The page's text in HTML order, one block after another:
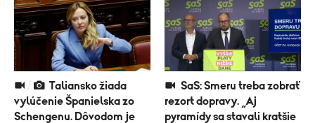
vylúčenie Španielska zo
Schengenu. Dôvodom je
rezort dopravy. „Aj
pyramídy sa stavali kratšie